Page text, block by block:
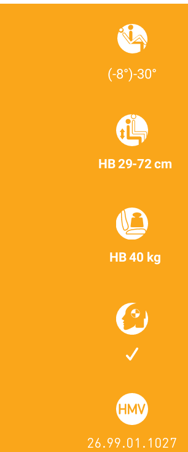
(-8°)-30°
HB 29-72 cm
HB 40 kg
26.99.01.1027